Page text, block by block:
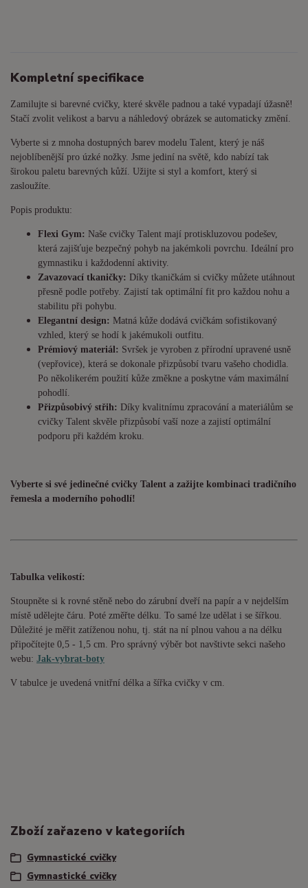
Kompletní specifikace
Zamilujte si barevné cvičky, které skvěle padnou a také vypadají úžasně!
Stačí zvolit velikost a barvu a náhledový obrázek se automaticky změní.
Vyberte si z mnoha dostupných barev modelu Talent, který je náš
nejoblíbenější pro úzké nožky. Jsme jediní na světě, kdo nabízí tak
širokou paletu barevných kůží. Užijte si styl a komfort, který si
zasloužíte.
Popis produktu:
Flexi Gym: Naše cvičky Talent mají protiskluzovou podešev,
která zajišťuje bezpečný pohyb na jakémkoli povrchu. Ideální pro
gymnastiku i každodenní aktivity.
Zavazovací tkaničky: Díky tkaničkám si cvičky můžete utáhnout
přesně podle potřeby. Zajistí tak optimální fit pro každou nohu a
stabilitu při pohybu.
Elegantní design: Matná kůže dodává cvičkám sofistikovaný
vzhled, který se hodí k jakémukoli outfitu.
Prémiový materiál: Svršek je vyroben z přírodní upravené usně
(vepřovice), která se dokonale přizpůsobí tvaru vašeho chodidla.
Po několikerém použití kůže změkne a poskytne vám maximální
pohodlí.
Přizpůsobivý střih: Díky kvalitnímu zpracování a materiálům se
cvičky Talent skvěle přizpůsobí vaší noze a zajistí optimální
podporu při každém kroku.
Vyberte si své jedinečné cvičky Talent a zažijte kombinaci tradičního
řemesla a moderního pohodlí!
Tabulka velikostí:
Stoupněte si k rovné stěně nebo do zárubní dveří na papír a v nejdelším
místě udělejte čáru. Poté změřte délku. To samé lze udělat i se šířkou.
Důležité je měřit zatíženou nohu, tj. stát na ní plnou vahou a na délku
připočítejte 0,5 - 1,5 cm. Pro správný výběr bot navštivte sekci našeho
webu: Jak-vybrat-boty
V tabulce je uvedená vnitřní délka a šířka cvičky v cm.
Zboží zařazeno v kategoriích
Gymnastické cvičky
Gymnastické cvičky